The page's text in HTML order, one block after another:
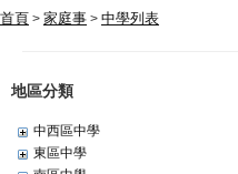
首頁 > 家庭事 > 中學列表
地區分類
中西區中學
東區中學